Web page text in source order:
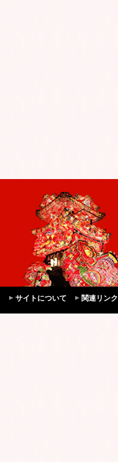
サイトについて 関連リンク